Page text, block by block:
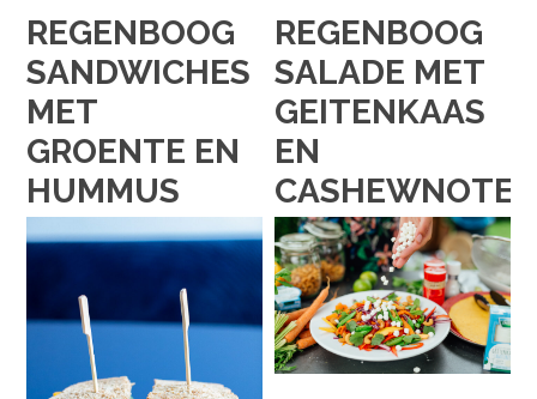
REGENBOOG
SANDWICHES
MET
GROENTE EN
HUMMUS
REGENBOOG
SALADE MET
GEITENKAAS
EN